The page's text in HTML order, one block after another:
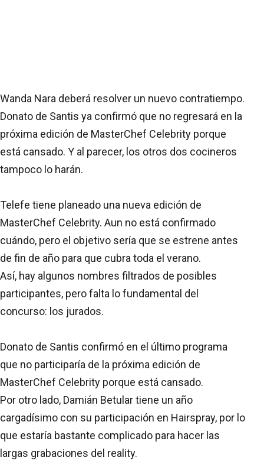
Wanda Nara deberá resolver un nuevo contratiempo.
Donato de Santis ya confirmó que no regresará en la
próxima edición de MasterChef Celebrity porque
está cansado. Y al parecer, los otros dos cocineros
tampoco lo harán.
Telefe tiene planeado una nueva edición de
MasterChef Celebrity. Aun no está confirmado
cuándo, pero el objetivo sería que se estrene antes
de fin de año para que cubra toda el verano.
Así, hay algunos nombres filtrados de posibles
participantes, pero falta lo fundamental del
concurso: los jurados.
Donato de Santis confirmó en el último programa
que no participaría de la próxima edición de
MasterChef Celebrity porque está cansado.
Por otro lado, Damián Betular tiene un año
cargadísimo con su participación en Hairspray, por lo
que estaría bastante complicado para hacer las
largas grabaciones del reality.